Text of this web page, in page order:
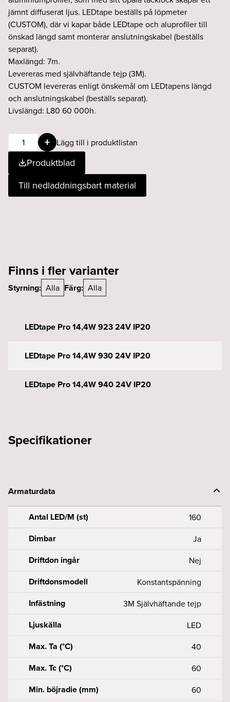
jämnt diffuserat ljus. LEDtape beställs på löpmeter
(CUSTOM), där vi kapar både LEDtape och aluprofiler till
önskad längd samt monterar anslutningskabel (beställs
separat).
Maxlängd: 7m.
Levereras med självhäftande tejp (3M).
CUSTOM levereras enligt önskemål om LEDtapens längd
och anslutningskabel (beställs separat).
Livslängd: L80 60 000h.
LEDtape
Pro
14,4W
927
24V
Lägg till i produktlistan
Produktblad
Till nedladdningsbart material
Finns i fler varianter
Styrning: Alla Färg: Alla
LEDtape Pro 14,4W 923 24V IP20
LEDtape Pro 14,4W 930 24V IP20
LEDtape Pro 14,4W 940 24V IP20
Specifikationer
Armaturdata
Antal LED/M (st) 160
Dimbar Ja
Driftdon ingår Nej
Driftdonsmodell Konstantspänning
Infästning 3M Självhäftande tejp
Ljuskälla LED
Max. Ta (°C) 40
Max. Tc (°C) 60
Min. böjradie (mm) 60